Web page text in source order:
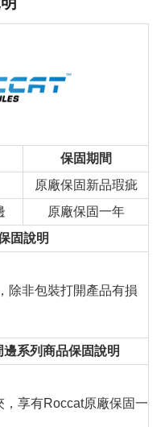
保固期間
原廠保固新品瑕疵
原廠保固一年
固說明
除非包裝打開產品有損
系列商品保固說明
享有Roccat原廠保固一